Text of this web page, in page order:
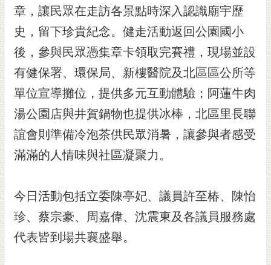
市
府
交
通
位
置
章，讓民眾在走訪各景點時深入認識廟宇歷
史，留下珍貴紀念。健走活動返回公園國小
後，參與民眾憑集章卡領取完賽禮，現場並設
有健保署、環保局、新樓醫院及北區區公所等
單位宣導攤位，提供多元互動體驗；阿蓮牛肉
湯公園店與井賀鍋物也提供冰棒，北區里長聯
誼會則準備冷泡茶供民眾消暑，讓參與者感受
滿滿的人情味與社區凝聚力。
今日活動包括立委陳亭妃、議員許至椿、陳怡
珍、蔡宗豪、周嘉偉、沈震東及各議員服務處
代表皆到場共襄盛舉。